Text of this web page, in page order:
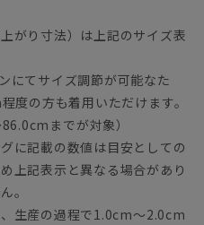
がり寸法）は上記のサイズ表
にてサイズ調節が可能なた
度の方も着用いただけます。
までが対象）
に記載の数値は目安としての
上記表示と異なる場合があり
。
生産の過程で1.0cm～2.0cm